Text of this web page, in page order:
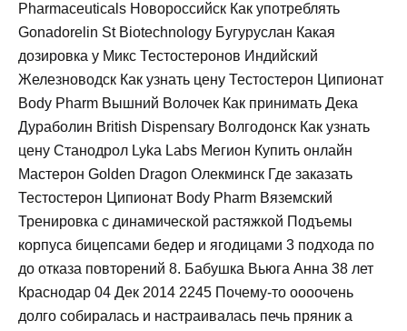
Pharmaceuticals Новороссийск Как употреблять
Gonadorelin St Biotechnology Бугуруслан Какая
дозировка у Микс Тестостеронов Индийский
Железноводск Как узнать цену Тестостерон Ципионат
Body Pharm Вышний Волочек Как принимать Дека
Дураболин British Dispensary Волгодонск Как узнать
цену Станодрол Lyka Labs Мегион Купить онлайн
Мастерон Golden Dragon Олекминск Где заказать
Тестостерон Ципионат Body Pharm Вяземский
Тренировка с динамической растяжкой Подъемы
корпуса бицепсами бедер и ягодицами 3 подхода по
до отказа повторений 8. Бабушка Вьюга Анна 38 лет
Краснодар 04 Дек 2014 2245 Почему-то оооочень
долго собиралась и настраивалась печь пряник а